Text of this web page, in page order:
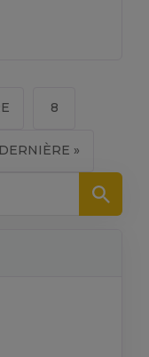
8
DERNIÈRE »